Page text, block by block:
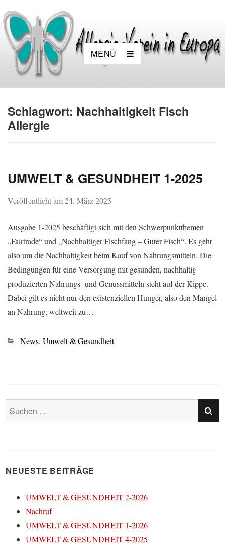
MENÜ
Schlagwort: Nachhaltigkeit Fisch
Allergie
UMWELT & GESUNDHEIT 1-2025
Veröffentlicht am24. März 2025
Ausgabe 1-2025 beschäftigt sich mit den Schwerpunktthemen
„Fairtrade“ und „Nachhaltiger Fischfang – Guter Fisch“. Es geht
also um die Nachhaltigkeit beim Kauf von Nahrungsmitteln. Die
Bedingungen für eine Versorgung mit gesunden, nachhaltig
produzierten Nahrungs- und Genussmitteln steht auf der Kippe.
Dabei gilt es nicht nur den existenziellen Hunger, also den Mangel
an Nahrung, weltweit zu…
Kategorien
News, Umwelt & Gesundheit
Suchen
nach:
NEUESTE BEITRÄGE
UMWELT & GESUNDHEIT 2-2026
Nachruf
UMWELT & GESUNDHEIT 1-2026
UMWELT & GESUNDHEIT 4-2025